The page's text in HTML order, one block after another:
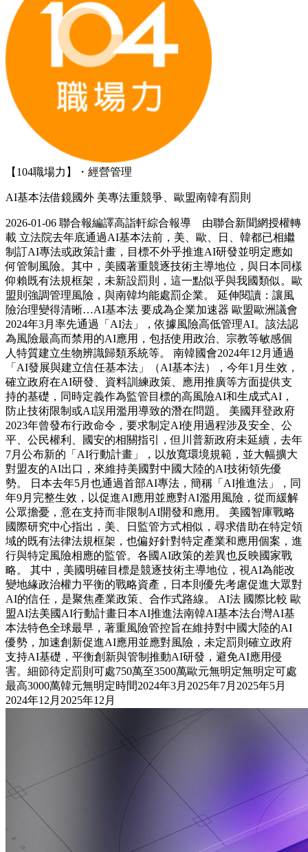
【104職場力】・經營管理
AI基本法借鏡國外 美專法重競爭、歐盟南韓有罰則
2026-01-06 聯合報編譯高詣軒綜合報導 由聯合新聞網授權轉
載 立法院去年底通過AI基本法前，美、歐、日、韓都已相繼
制訂AI專法或政策計畫，目標不外乎推進AI研發並明定應如
何管制風險。其中，美國著重競逐技術主導地位，與日本同樣
仰賴既有法規框架，未新設罰則，這一點似乎與我國類似。歐
盟則強調管理風險，與南韓均能處罰企業。 延伸閱讀：讓風
險治理變得清晰…AI基本法 要成為企業加速器 歐盟歐洲議會
2024年3月率先通過「AI法」，依據風險高低管理AI。該法認
為風險最高而禁用的AI應用，包括使用政治、宗教等敏感個
人特質建立生物辨識歸類系統等。 南韓國會2024年12月通過
「AI發展與建立信任基本法」（AI基本法），今年1月生效，
確立政府在AI研發、資料訓練政策、應用推廣等方面提供支
持的基礎，同時定義作為監管目標的高風險AI和生成式AI，
防止技術限制或AI誤用濫用導致的潛在問題。 美國拜登政府
2023年曾發布行政命令，要求制定AI使用過程涉及安全、公
平、公民權利、國安的相關指引，但川普新政府未延續，去年
7月公布新的「AI行動計畫」，以放寬環境規範，並大幅擴大
對盟友的AI出口，來維持美國對中國大陸的AI技術領先優
勢。 日本去年5月也通過首部AI專法，簡稱「AI推進法」，同
年9月完整生效，以促進AI應用並應對AI濫用風險，從而緩解
公眾擔憂，意在支持而非限制AI開發和應用。 美國智庫戰略
國際研究中心指出，美、日監管方式相似，尋求借助在特定領
域的既有法律法規框架，也偏好針對特定產業和應用個案，進
行與特定風險相應的監管。各國AI政策的差異也反映國家戰
略。 其中，美國明確目標是競逐技術主導地位，視AI為能改
變地緣政治權力平衡的戰略資產，日本則優先考慮促進大眾對
AI的信任，是聚焦產業政策、合作式路線。 AI法 國際比較 歐
盟AI法美國AI行動計畫日本AI推進法南韓AI基本法台灣AI基
本法特色全球最早，著重風險管控旨在維持對中國大陸的AI
優勢，加速創新促進AI應用並應對風險，未定罰則確立政府
支持AI基礎，平衡創新與管制推動AI研發，避免AI應用侵
害。細節待定罰則可處750萬至3500萬歐元無明定無明定可處
最高3000萬韓元無明定時間2024年3月2025年7月2025年5月
2024年12月2025年12月